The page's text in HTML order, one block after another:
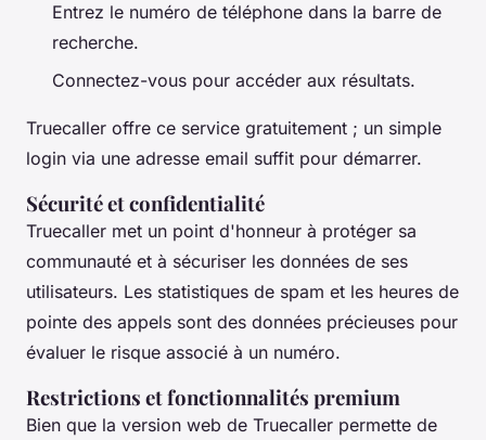
Entrez le numéro de téléphone dans la barre de
recherche.
Connectez-vous pour accéder aux résultats.
Truecaller offre ce service gratuitement ; un simple
login via une adresse email suffit pour démarrer.
Sécurité et confidentialité
Truecaller met un point d'honneur à protéger sa
communauté et à sécuriser les données de ses
utilisateurs. Les statistiques de spam et les heures de
pointe des appels sont des données précieuses pour
évaluer le risque associé à un numéro.
Restrictions et fonctionnalités premium
Bien que la version web de Truecaller permette de